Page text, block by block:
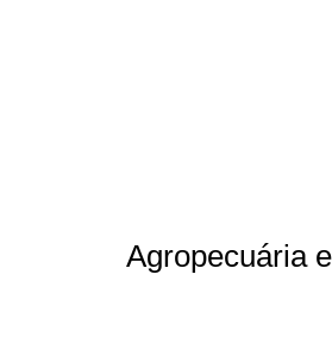
Agropecuária